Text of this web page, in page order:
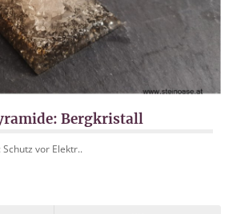
Bergkristall
vor Elektr..